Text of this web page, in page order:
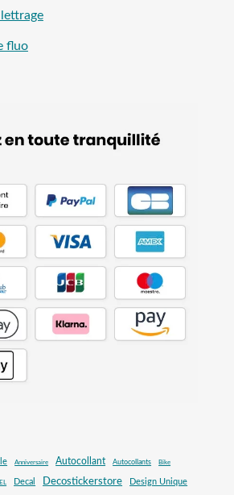
fluo
Anniversaire Autocollant Autocollants Bike
Decal Decostickerstore Design Unique